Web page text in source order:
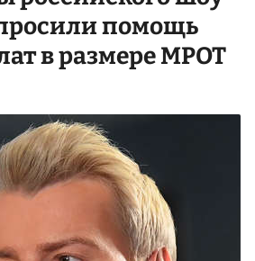
помощь
в размере МРОТ